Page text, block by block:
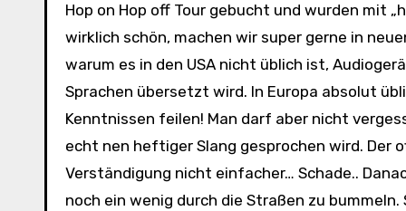
Hop on Hop off Tour gebucht und wurden mit
wirklich schön, machen wir super gerne in
warum es in den USA nicht üblich ist,
Sprachen übersetzt wird. In Europa absolut
Kenntnissen feilen! Man darf aber nicht
echt nen heftiger Slang gesprochen wird. Der
Verständigung nicht einfacher… Schade..
noch ein wenig durch die Straßen zu